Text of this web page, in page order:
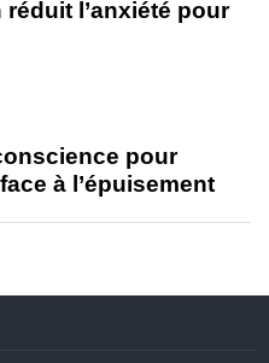
l’anxiété pour
pour
à l’épuisement